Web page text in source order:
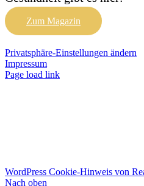
Zum Magazin
Privatsphäre-Einstellungen ändern
Impressum
Page load link
WordPress Cookie-Hinweis von
Nach oben